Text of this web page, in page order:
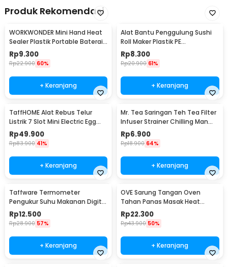
Produk Rekomendasi
WORKWONDER Mini Hand Heat
Sealer Plastik Portable Baterai
AA - LX2000A
Rp9.300
Rp22.900 60%
+ Keranjang
Alat Bantu Penggulung Sushi
Roll Maker Plastik PE
22x20.5x0.1cm - E1119
Rp8.300
Rp20.900 61%
+ Keranjang
TaffHOME Alat Rebus Telur
Listrik 7 Slot Mini Electric Egg
Cooker 350W - YS-203
Rp49.900
Rp83.900 41%
+ Keranjang
Mr. Tea Saringan Teh Tea Filter
Infuser Strainer Chilling Man
Silicon - MR03
Rp6.900
Rp18.900 64%
+ Keranjang
Taffware Termometer
Pengukur Suhu Makanan Digital
Daging Kopi Susu - TP101
Rp12.500
Rp28.900 57%
+ Keranjang
OVE Sarung Tangan Oven
Tahan Panas Masak Heat
Resistant Gloves - 540F
Rp22.300
Rp43.900 50%
+ Keranjang